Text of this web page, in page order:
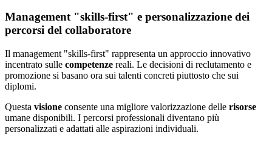
Management "skills-first" e personalizzazione dei
percorsi del collaboratore
Il management "skills-first" rappresenta un approccio innovativo
incentrato sulle competenze reali. Le decisioni di reclutamento e
promozione si basano ora sui talenti concreti piuttosto che sui
diplomi.
Questa visione consente una migliore valorizzazione delle risorse
umane disponibili. I percorsi professionali diventano più
personalizzati e adattati alle aspirazioni individuali.